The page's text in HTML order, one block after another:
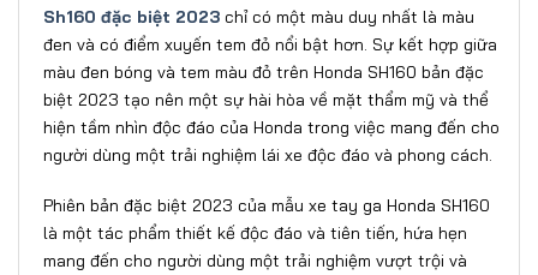
Sh160 đặc biệt 2023 chỉ có một màu duy nhất là màu
đen và có điểm xuyến tem đỏ nổi bật hơn. Sự kết hợp giữa
màu đen bóng và tem màu đỏ trên Honda SH160 bản đặc
biệt 2023 tạo nên một sự hài hòa về mặt thẩm mỹ và thể
hiện tầm nhìn độc đáo của Honda trong việc mang đến cho
người dùng một trải nghiệm lái xe độc đáo và phong cách.
Phiên bản đặc biệt 2023 của mẫu xe tay ga Honda SH160
là một tác phẩm thiết kế độc đáo và tiên tiến, hứa hẹn
mang đến cho người dùng một trải nghiệm vượt trội và